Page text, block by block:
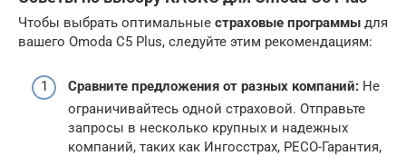
Чтобы выбрать оптимальные страховые программы для
вашего Omoda C5 Plus, следуйте этим рекомендациям:
Сравните предложения от разных компаний: Не
ограничивайтесь одной страховой. Отправьте
запросы в несколько крупных и надежных
компаний, таких как Ингосстрах, РЕСО-Гарантия,